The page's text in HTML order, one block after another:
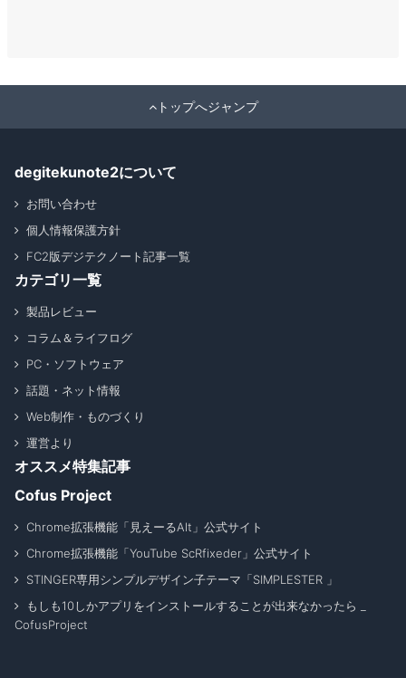
トップへジャンプ
degitekunote2について
お問い合わせ
個人情報保護方針
FC2版デジテクノート記事一覧
カテゴリ一覧
製品レビュー
コラム＆ライフログ
PC・ソフトウェア
話題・ネット情報
Web制作・ものづくり
運営より
オススメ特集記事
Cofus Project
Chrome拡張機能「見えーるAlt」公式サイト
Chrome拡張機能「YouTube ScRfixeder」公式サイト
STINGER専用シンプルデザイン子テーマ「SIMPLESTER 」
もしも10しかアプリをインストールすることが出来なかったら _
CofusProject